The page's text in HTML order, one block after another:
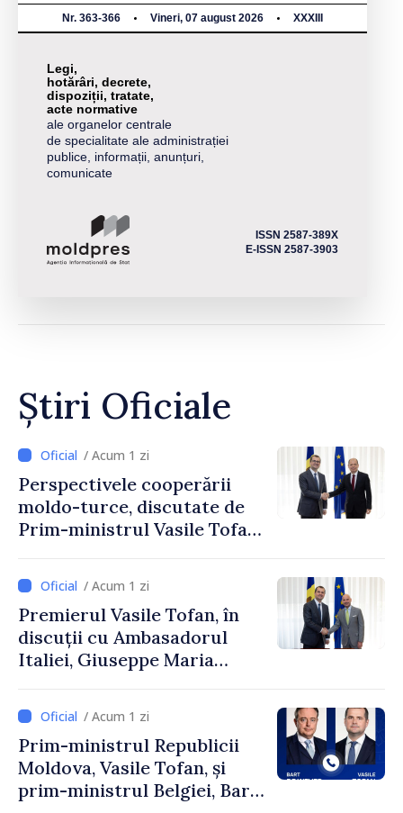
Nr. 363-366 Vineri, 07 august 2026 XXXIII
Legi,
hotărâri, decrete,
dispoziții, tratate,
acte normative
ale organelor centrale
de specialitate ale administrației
publice, informații, anunțuri,
comunicate
ISSN 2587-389X
E-ISSN 2587-3903
Știri Oficiale
/ Acum 1 zi
Perspectivele cooperării
moldo-turce, discutate de
Prim-ministrul Vasile Tofan
Uygar Mustafa Sertel
/ Acum 1 zi
Premierul Vasile Tofan, în
discuții cu Ambasadorul
Italiei, Giuseppe Maria
/ Acum 1 zi
Prim-ministrul Republicii
Moldova, Vasile Tofan, și
prim-ministrul Belgiei, Bart